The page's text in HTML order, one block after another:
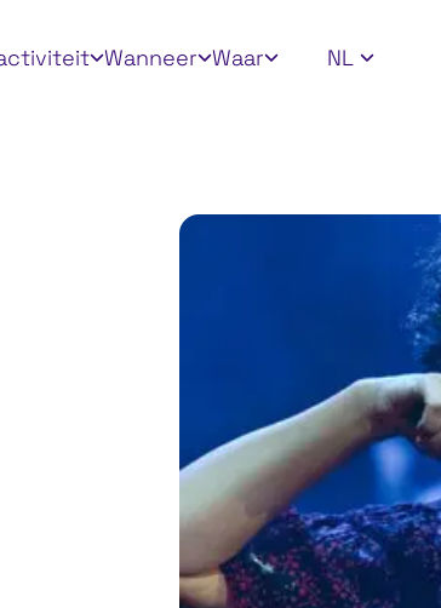
Wanneer Waar NL